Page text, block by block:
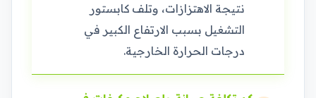
نتيجة الاهتزازات، وتلف كابستور
التشغيل بسبب الارتفاع الكبير في
درجات الحرارة الخارجية.